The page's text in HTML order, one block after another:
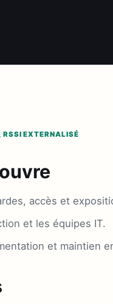
RSSI EXTERNALISÉ
accès et
et les équipes IT.
et maintien